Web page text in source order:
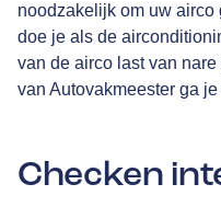
noodzakelijk om uw airco
doe je als de
van de airco last van
van Autovakmeester ga
Checken